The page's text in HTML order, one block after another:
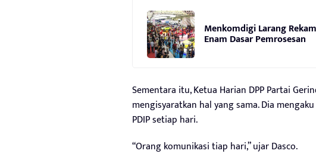
Menkomdigi Larang
Enam Dasar Pemrosesan
Sementara itu, Ketua Harian DPP Partai
mengisyaratkan hal yang sama. Dia
PDIP setiap hari.
“Orang komunikasi tiap hari,” ujar Dasco.